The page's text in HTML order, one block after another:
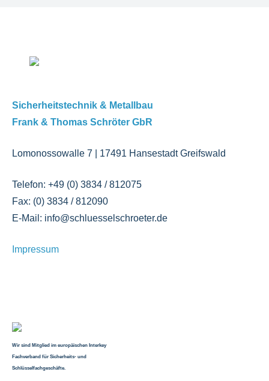
Sicherheitstechnik & Metallbau
Frank & Thomas Schröter GbR
Lomonossowalle 7 | 17491 Hansestadt Greifswald
Telefon: +49 (0) 3834 / 812075
Fax: (0) 3834 / 812090
E-Mail: info@schluesselschroeter.de
Impressum
Wir sind Mitglied im europäischen Interkey
Fachverband für Sicherheits- und
Schlüsselfachgeschäfte.